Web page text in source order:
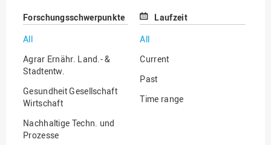
Sonstige
Forschungsschwerpunkte
All
Agrar Ernähr. Land.- &
Stadtentw.
Gesundheit Gesellschaft
Wirtschaft
Nachhaltige Techn. und
Prozesse
Laufzeit
All
Current
Past
Time range